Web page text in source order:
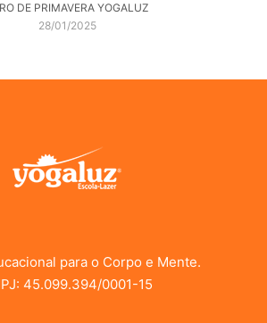
DE PRIMAVERA YOGALUZ
28/01/2025
para o Corpo e Mente.
45.099.394/0001-15